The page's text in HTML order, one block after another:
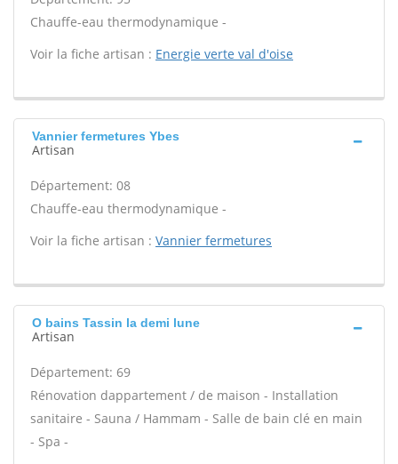
Chauffe-eau thermodynamique -
Voir la fiche artisan : Energie verte val d'oise
Vannier fermetures Ybes
Artisan
Département: 08
Chauffe-eau thermodynamique -
Voir la fiche artisan : Vannier fermetures
O bains Tassin la demi lune
Artisan
Département: 69
Rénovation dappartement / de maison - Installation
sanitaire - Sauna / Hammam - Salle de bain clé en main
- Spa -